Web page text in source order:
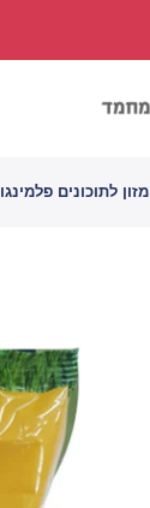
מזון לתוכונים פלמינגו 1 ק״ג - FLAMINGO